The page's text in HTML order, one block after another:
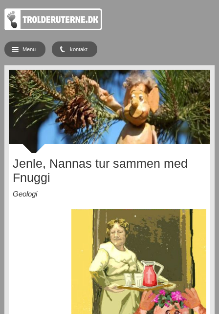
Jenle, Nannas tur sammen med
Fnuggi
Geologi
Menu kontakt